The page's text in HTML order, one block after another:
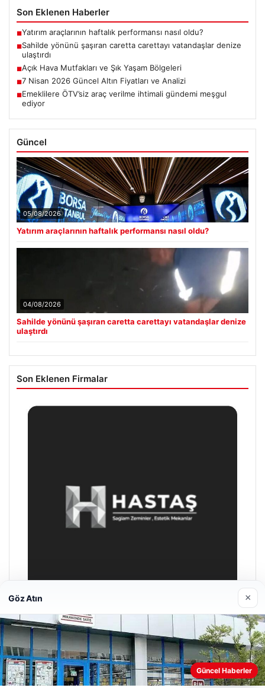
Son Eklenen Haberler
■Yatırım araçlarının haftalık performansı nasıl oldu?
■Sahilde yönünü şaşıran caretta carettayı vatandaşlar denize
ulaştırdı
■Açık Hava Mutfakları ve Şık Yaşam Bölgeleri
■7 Nisan 2026 Güncel Altın Fiyatları ve Analizi
■Emeklilere ÖTV’siz araç verilme ihtimali gündemi meşgul
ediyor
Güncel
05/08/2026
Yatırım araçlarının haftalık performansı nasıl oldu?
04/08/2026
Sahilde yönünü şaşıran caretta carettayı vatandaşlar denize
ulaştırdı
Son Eklenen Firmalar
Prenses Night Club
29/04/2026
Web sitemizi nasıl kullandığınızı daha iyi anlayabilmek,
deneyiminizi kişiselleştirmek ve geliştirmek amacıyla çerezler
Göz Atın ×
Güncel Haberler